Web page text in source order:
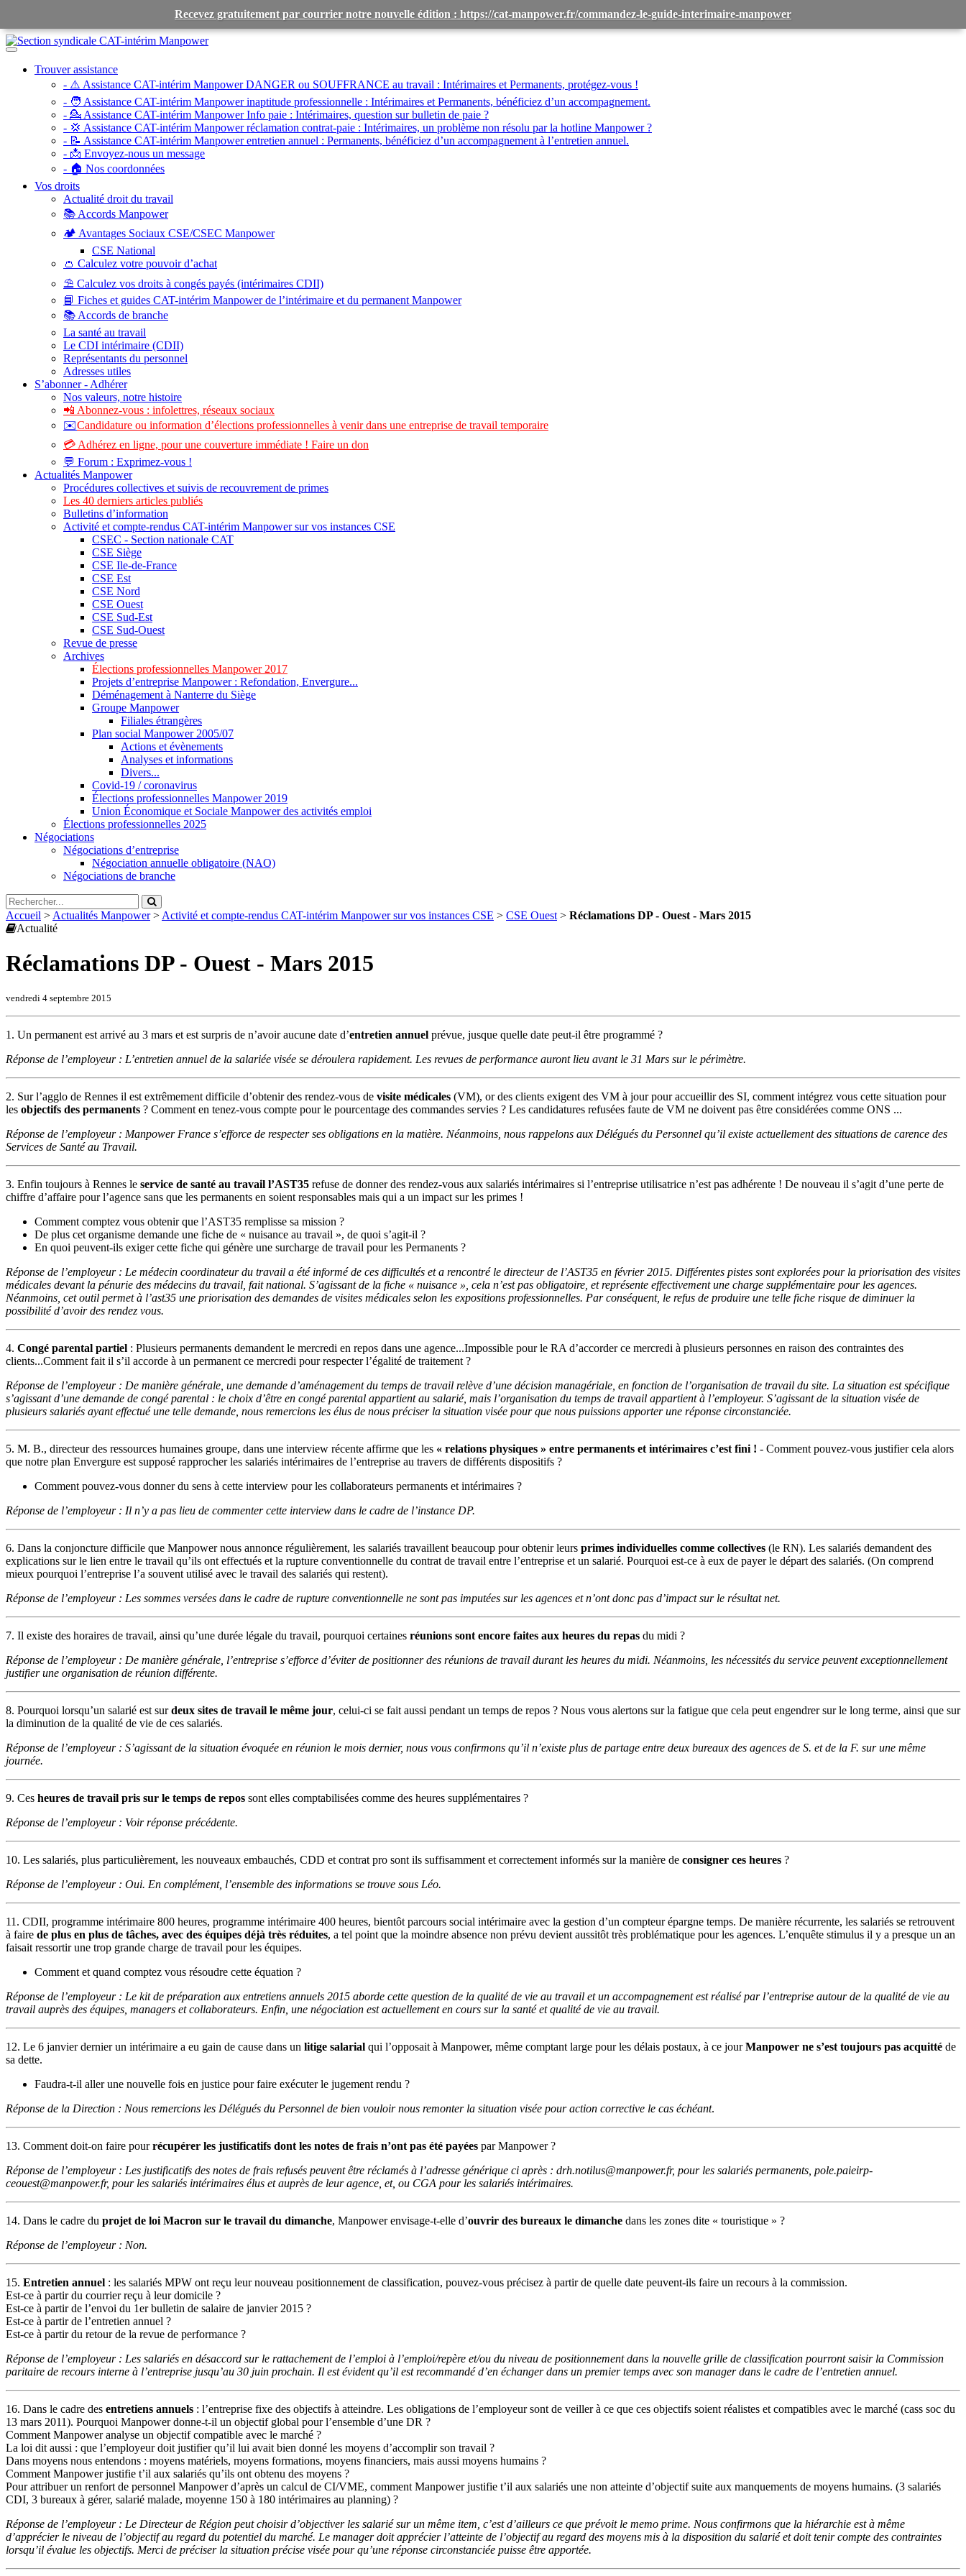
Toggle
navigationTrouver assistance
- ⚠️ Assistance CAT-intérim Manpower DANGER ou SOUFFRANCE au travail : Intérimaires et Permanents, protégez-vous !
- 🧑 Assistance CAT-intérim Manpower inaptitude professionnelle : Intérimaires et Permanents, bénéficiez d’un accompagnement.
- 💁 Assistance CAT-intérim Manpower Info paie : Intérimaires, question sur bulletin de paie ?
- 💢 Assistance CAT-intérim Manpower réclamation contrat-paie : Intérimaires, un problème non résolu par la hotline Manpower ?
- 📝 Assistance CAT-intérim Manpower entretien annuel : Permanents, bénéficiez d’un accompagnement à l’entretien annuel.
- 📩 Envoyez-nous un message
- 🏠 Nos coordonnées
Vos droits
Actualité droit du travail
📚 Accords Manpower
🏕️ Avantages Sociaux CSE/CSEC Manpower
CSE National
👛 Calculez votre pouvoir d’achat
⛱️ Calculez vos droits à congés payés (intérimaires CDII)
📘 Fiches et guides CAT-intérim Manpower de l’intérimaire et du permanent Manpower
📚 Accords de branche
La santé au travail
Le CDI intérimaire (CDII)
Représentants du personnel
Adresses utiles
S’abonner - Adhérer
Nos valeurs, notre histoire
📲 Abonnez-vous : infolettres, réseaux sociaux
✉️Candidature ou information d’élections professionnelles à venir dans une entreprise de travail temporaire
💳 Adhérez en ligne, pour une couverture immédiate ! Faire un don
💬 Forum : Exprimez-vous !
Actualités Manpower
Procédures collectives et suivis de recouvrement de primes
Les 40 derniers articles publiés
Bulletins d’information
Activité et compte-rendus CAT-intérim Manpower sur vos instances CSE
CSEC - Section nationale CAT
CSE Siège
CSE Ile-de-France
CSE Est
CSE Nord
CSE Ouest
CSE Sud-Est
CSE Sud-Ouest
Revue de presse
Archives
Élections professionnelles Manpower 2017
Projets d’entreprise Manpower : Refondation, Envergure...
Déménagement à Nanterre du Siège
Groupe Manpower
Filiales étrangères
Plan social Manpower 2005/07
Actions et évènements
Analyses et informations
Divers...
Covid-19 / coronavirus
Élections professionnelles Manpower 2019
Union Économique et Sociale Manpower des activités emploi
Élections professionnelles 2025
Négociations
Négociations d’entreprise
Négociation annuelle obligatoire (NAO)
Négociations de branche
Accueil > Actualités Manpower> Activité et compte-rendus CAT-intérim Manpower sur vos instances CSE > CSE Ouest > Réclamations DP - Ouest - Mars 2015
Actualité
Réclamations DP - Ouest - Mars 2015
vendredi 4 septembre 2015
1. Un permanent est arrivé au 3 mars et est surpris de n’avoir aucune date d’entretien annuel prévue, jusque quelle date peut-il être programmé ?
Réponse de l’employeur : L’entretien annuel de la salariée visée se déroulera rapidement. Les revues de performance auront lieu avant le 31 Mars sur le périmètre.
2. Sur l’agglo de Rennes il est extrêmement difficile d’obtenir des rendez-vous de visite médicales (VM), or des clients exigent des VM à jour pour accueillir des SI, comment intégrez vous cette situation pour
les objectifs des permanents ? Comment en tenez-vous compte pour le pourcentage des commandes servies ? Les candidatures refusées faute de VM ne doivent pas être considérées comme ONS ...
Réponse de l’employeur : Manpower France s’efforce de respecter ses obligations en la matière. Néanmoins, nous rappelons aux Délégués du Personnel qu’il existe actuellement des situations de carence des
Services de Santé au Travail.
3. Enfin toujours à Rennes le service de santé au travail l’AST35 refuse de donner des rendez-vous aux salariés intérimaires si l’entreprise utilisatrice n’est pas adhérente ! De nouveau il s’agit d’une perte de
chiffre d’affaire pour l’agence sans que les permanents en soient responsables mais qui a un impact sur les primes !
Comment comptez vous obtenir que l’AST35 remplisse sa mission ?
De plus cet organisme demande une fiche de « nuisance au travail », de quoi s’agit-il ?
En quoi peuvent-ils exiger cette fiche qui génère une surcharge de travail pour les Permanents ?
Réponse de l’employeur : Le médecin coordinateur du travail a été informé de ces difficultés et a rencontré le directeur de l’AST35 en février 2015. Différentes pistes sont explorées pour la priorisation des visites
médicales devant la pénurie des médecins du travail, fait national. S’agissant de la fiche « nuisance », cela n’est pas obligatoire, et représente effectivement une charge supplémentaire pour les agences.
Néanmoins, cet outil permet à l’ast35 une priorisation des demandes de visites médicales selon les expositions professionnelles. Par conséquent, le refus de produire une telle fiche risque de diminuer la
possibilité d’avoir des rendez vous.
4. Congé parental partiel : Plusieurs permanents demandent le mercredi en repos dans une agence...Impossible pour le RA d’accorder ce mercredi à plusieurs personnes en raison des contraintes des
clients...Comment fait il s’il accorde à un permanent ce mercredi pour respecter l’égalité de traitement ?
Réponse de l’employeur : De manière générale, une demande d’aménagement du temps de travail relève d’une décision managériale, en fonction de l’organisation de travail du site. La situation est spécifique
s’agissant d’une demande de congé parental : le choix d’être en congé parental appartient au salarié, mais l’organisation du temps de travail appartient à l’employeur. S’agissant de la situation visée de
plusieurs salariés ayant effectué une telle demande, nous remercions les élus de nous préciser la situation visée pour que nous puissions apporter une réponse circonstanciée.
5. M. B., directeur des ressources humaines groupe, dans une interview récente affirme que les « relations physiques » entre permanents et intérimaires c’est fini ! - Comment pouvez-vous justifier cela alors
que notre plan Envergure est supposé rapprocher les salariés intérimaires de l’entreprise au travers de différents dispositifs ?
Comment pouvez-vous donner du sens à cette interview pour les collaborateurs permanents et intérimaires ?
Réponse de l’employeur : Il n’y a pas lieu de commenter cette interview dans le cadre de l’instance DP.
6. Dans la conjoncture difficile que Manpower nous annonce régulièrement, les salariés travaillent beaucoup pour obtenir leurs primes individuelles comme collectives (le RN). Les salariés demandent des
explications sur le lien entre le travail qu’ils ont effectués et la rupture conventionnelle du contrat de travail entre l’entreprise et un salarié. Pourquoi est-ce à eux de payer le départ des salariés. (On comprend
mieux pourquoi l’entreprise l’a souvent utilisé avec le travail des salariés qui restent).
Réponse de l’employeur : Les sommes versées dans le cadre de rupture conventionnelle ne sont pas imputées sur les agences et n’ont donc pas d’impact sur le résultat net.
7. Il existe des horaires de travail, ainsi qu’une durée légale du travail, pourquoi certaines réunions sont encore faites aux heures du repas du midi ?
Réponse de l’employeur : De manière générale, l’entreprise s’efforce d’éviter de positionner des réunions de travail durant les heures du midi. Néanmoins, les nécessités du service peuvent exceptionnellement
justifier une organisation de réunion différente.
8. Pourquoi lorsqu’un salarié est surdeux sites de travail le même jour, celui-ci se fait aussi pendant un temps de repos ? Nous vous alertons sur la fatigue que cela peut engendrer sur le long terme, ainsi que sur
la diminution de la qualité de vie de ces salariés.
Réponse de l’employeur : S’agissant de la situation évoquée en réunion le mois dernier, nous vous confirmons qu’il n’existe plus de partage entre deux bureaux des agences de S. et de la F. sur une même
journée.
9. Ces heures de travail pris sur le temps de repos sont elles comptabilisées comme des heures supplémentaires ?
Réponse de l’employeur : Voir réponse précédente.
10. Les salariés, plus particulièrement, les nouveaux embauchés, CDD et contrat pro sont ils suffisamment et correctement informés sur la manière de consigner ces heures ?
Réponse de l’employeur : Oui. En complément, l’ensemble des informations se trouve sous Léo.
11. CDII, programme intérimaire 800 heures, programme intérimaire 400 heures, bientôt parcours social intérimaire avec la gestion d’un compteur épargne temps. De manière récurrente, les salariés se retrouvent
à faire de plus en plus de tâches, avec des équipes déjà très réduites, a tel point que la moindre absence non prévu devient aussitôt très problématique pour les agences. L’enquête stimulus il y a presque un an
faisait ressortir une trop grande charge de travail pour les équipes.
Comment et quand comptez vous résoudre cette équation ?
Réponse de l’employeur : Le kit de préparation aux entretiens annuels 2015 aborde cette question de la qualité de vie au travail et un accompagnement est réalisé par l’entreprise autour de la qualité de vie au
travail auprès des équipes, managers et collaborateurs. Enfin, une négociation est actuellement en cours sur la santé et qualité de vie au travail.
12. Le 6 janvier dernier un intérimaire a eu gain de cause dans un litige salarial qui l’opposait à Manpower, même comptant large pour les délais postaux, à ce jourManpower ne s’est toujours pas acquitté de
sa dette.
Faudra-t-il aller une nouvelle fois en justice pour faire exécuter le jugement rendu ?
Réponse de la Direction : Nous remercions les Délégués du Personnel de bien vouloir nous remonter la situation visée pour action corrective le cas échéant.
13. Comment doit-on faire pourrécupérer les justificatifs dont les notes de frais n’ont pas été payées par Manpower ?
Réponse de l’employeur : Les justificatifs des notes de frais refusés peuvent être réclamés à l’adresse générique ci après : drh.notilus@manpower.fr, pour les salariés permanents, pole.paieirp-
ceouest@manpower.fr, pour les salariés intérimaires élus et auprès de leur agence, et, ou CGA pour les salariés intérimaires.
14. Dans le cadre du projet de loi Macron sur le travail du dimanche, Manpower envisage-t-elle d’ouvrir des bureaux le dimanche dans les zones dite « touristique » ?
Réponse de l’employeur : Non.
15. Entretien annuel : les salariés MPW ont reçu leur nouveau positionnement de classification, pouvez-vous précisez à partir de quelle date peuvent-ils faire un recours à la commission.
Est-ce à partir du courrier reçu à leur domicile ?
Est-ce à partir de l’envoi du 1er bulletin de salaire de janvier 2015 ?
Est-ce à partir de l’entretien annuel ?
Est-ce à partir du retour de la revue de performance ?
Réponse de l’employeur : Les salariés en désaccord sur le rattachement de l’emploi à l’emploi/repère et/ou du niveau de positionnement dans la nouvelle grille de classification pourront saisir la Commission
paritaire de recours interne à l’entreprise jusqu’au 30 juin prochain. Il est évident qu’il est recommandé d’en échanger dans un premier temps avec son manager dans le cadre de l’entretien annuel.
16. Dans le cadre des entretiens annuels : l’entreprise fixe des objectifs à atteindre. Les obligations de l’employeur sont de veiller à ce que ces objectifs soient réalistes et compatibles avec le marché (cass soc du
13 mars 2011). Pourquoi Manpower donne-t-il un objectif global pour l’ensemble d’une DR ?
Comment Manpower analyse un objectif compatible avec le marché ?
La loi dit aussi : que l’employeur doit justifier qu’il lui avait bien donné les moyens d’accomplir son travail ?
Dans moyens nous entendons : moyens matériels, moyens formations, moyens financiers, mais aussi moyens humains ?
Comment Manpower justifie t’il aux salariés qu’ils ont obtenu des moyens ?
Pour attribuer un renfort de personnel Manpower d’après un calcul de CI/VME, comment Manpower justifie t’il aux salariés une non atteinte d’objectif suite aux manquements de moyens humains. (3 salariés
CDI, 3 bureaux à gérer, salarié malade, moyenne 150 à 180 intérimaires au planning) ?
Réponse de l’employeur : Le Directeur de Région peut choisir d’objectiver les salarié sur un même item, c’est d’ailleurs ce que prévoit le memo prime. Nous confirmons que la hiérarchie est à même
d’apprécier le niveau de l’objectif au regard du potentiel du marché. Le manager doit apprécier l’atteinte de l’objectif au regard des moyens mis à la disposition du salarié et doit tenir compte des contraintes
lorsqu’il évalue les objectifs. Merci de préciser la situation précise visée pour qu’une réponse circonstanciée puisse être apportée.
Recevez gratuitement par courrier notre nouvelle édition : https://cat-manpower.fr/commandez-le-guide-interimaire-manpower